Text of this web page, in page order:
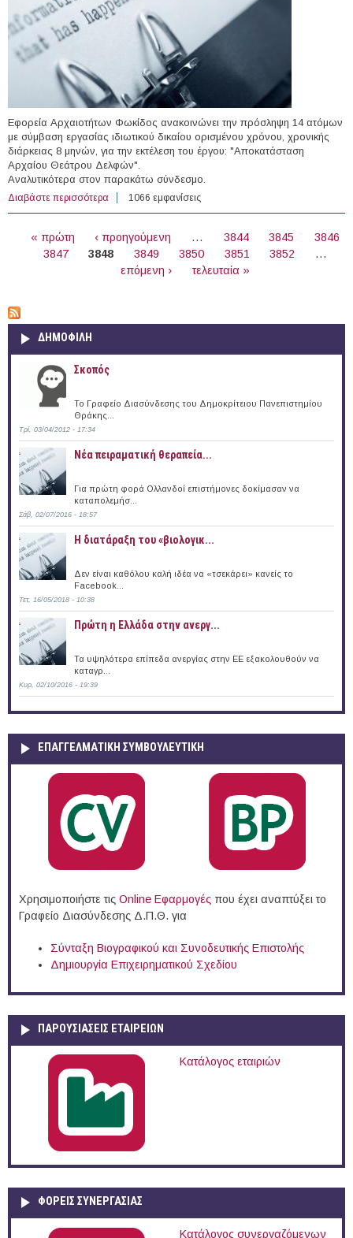
Εφορεία Αρχαιοτήτων Φωκίδος ανακοινώνει την πρόσληψη 14 ατόμων
με σύμβαση εργασίας ιδιωτικού δικαίου ορισμένου χρόνου, χρονικής
διάρκειας 8 μηνών, για την εκτέλεση του έργου: "Αποκατάσταση
Αρχαίου Θεάτρου Δελφών".
Αναλυτικότερα στον παρακάτω σύνδεσμο.
Διαβάστε περισσότερα για 14 άτομα με Σύμβαση Ορισμένου Χρόνου στην
Εφορεία Αρχαιοτήτων Φωκίδος
1066 εμφανίσεις
« πρώτη ‹ προηγούμενη … 3844 3845
3846
3847
3848 3849 3850 3851 3852
…
επόμενη ›
τελευταία »
ΔΗΜΟΦΙΛΗ
Σκοπός
Το Γραφείο Διασύνδεσης του Δημοκρίτειου Πανεπιστημίου
Θράκης...
Τρί, 03/04/2012 - 17:34
Νέα πειραματική θεραπεία...
Για πρώτη φορά Ολλανδοί επιστήμονες δοκίμασαν να
καταπολεμήσ...
Σάβ, 02/07/2016 - 18:57
Η διατάραξη του «βιολογικ...
Δεν είναι καθόλου καλή ιδέα να «τσεκάρει» κανείς το
Facebook...
Τετ, 16/05/2018 - 10:38
Πρώτη η Ελλάδα στην ανεργ...
Τα υψηλότερα επίπεδα ανεργίας στην ΕΕ εξακολουθούν να
καταγρ...
Κυρ, 02/10/2016 - 19:39
ΕΠΑΓΓΕΛΜΑΤΙΚΉ ΣΥΜΒΟΥΛΕΥΤΙΚΉ
Χρησιμοποιήστε τις Online Eφαρμογές που έχει αναπτύξει το
Γραφείο Διασύνδεσης Δ.Π.Θ. για
Σύνταξη Βιογραφικού και Συνοδευτικής Επιστολής
Δημιουργία Επιχειρηματικού Σχεδίου
ΠΑΡΟΥΣΙΆΣΕΙΣ ΕΤΑΙΡΕΙΏΝ
Κατάλογος εταιριών
ΦΟΡΕΙΣ ΣΥΝΕΡΓΑΣΙΑΣ
Κατάλογος συνεργαζόμενων